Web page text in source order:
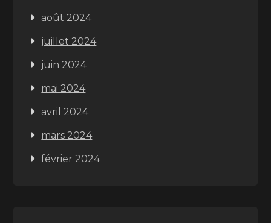
août 2024
juillet 2024
juin 2024
mai 2024
avril 2024
mars 2024
février 2024